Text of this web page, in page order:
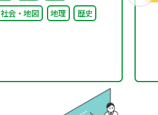
社会・地図
地理 歴史